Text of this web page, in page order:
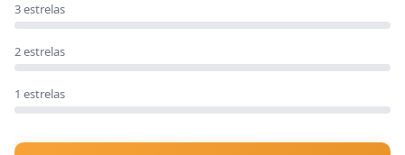
3 estrelas
2 estrelas
1 estrelas